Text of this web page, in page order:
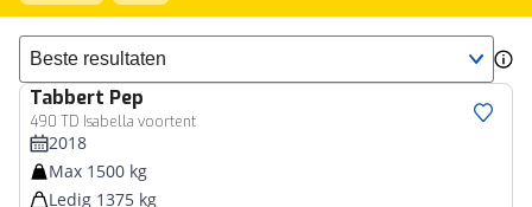
Sorteer resultaten
Tabbert Pep
490 TD Isabella voortent
2018
Max 1500 kg
Ledig 1375 kg